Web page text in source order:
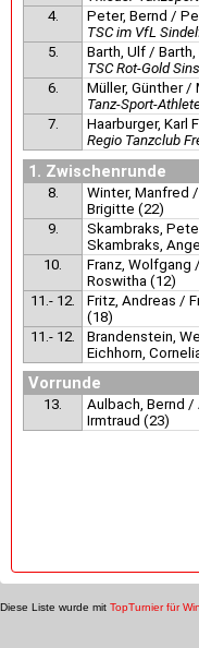
4.
Peter, Bernd /
TSC im VfL
5.
Barth, Ulf /
TSC Rot-Gold
6.
Müller, Günther /
Tanz-Sport-
7.
Haarburger, Karl
Regio Tanzclub
1. Zwischenrunde
8.
Winter, Manfred
Brigitte (22)
9.
Skambraks,
Skambraks,
10.
Franz, Wolfgang
Roswitha (12)
11.- 12.
Fritz, Andreas /
(18)
11.- 12.
Brandenstein,
Eichhorn,
Vorrunde
13.
Aulbach, Bernd /
Irmtraud (23)
Diese Liste wurde mit TopTurnier für